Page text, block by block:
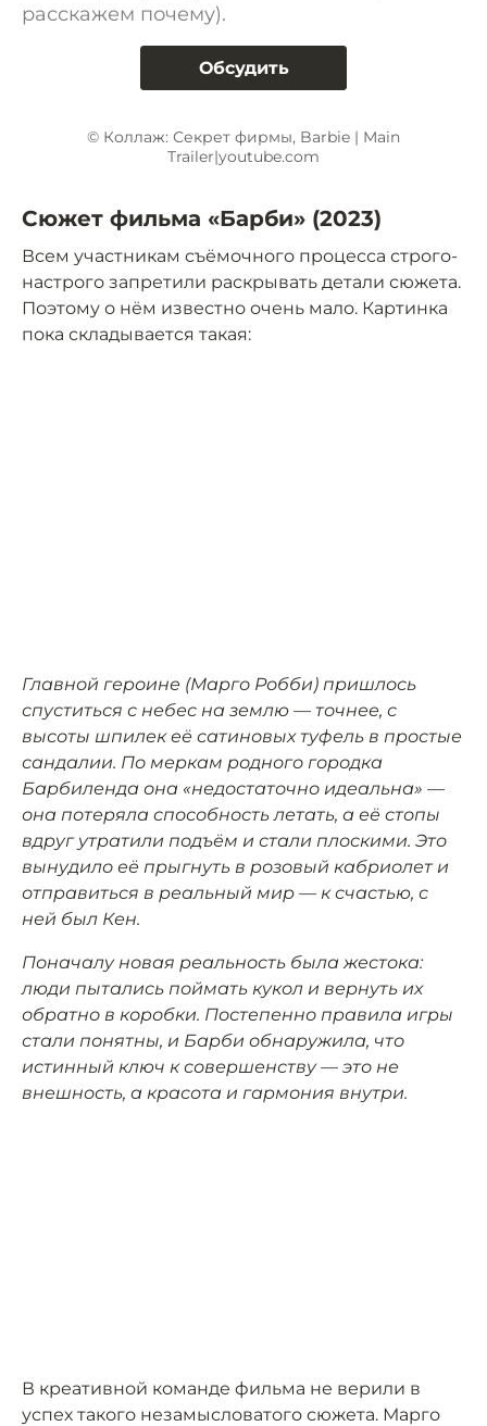
расскажем почему).
Обсудить
© Коллаж: Секрет фирмы, Barbie | Main
Trailer|youtube.com
Сюжет фильма «Барби» (2023)
Всем участникам съёмочного процесса строго-
настрого запретили раскрывать детали сюжета.
Поэтому о нём известно очень мало. Картинка
пока складывается такая:
Главной героине (Марго Робби) пришлось
спуститься с небес на землю — точнее, с
высоты шпилек её сатиновых туфель в простые
сандалии. По меркам родного городка
Барбиленда она «недостаточно идеальна» —
она потеряла способность летать, а её стопы
вдруг утратили подъём и стали плоскими. Это
вынудило её прыгнуть в розовый кабриолет и
отправиться в реальный мир — к счастью, с
ней был Кен.
Поначалу новая реальность была жестока:
люди пытались поймать кукол и вернуть их
обратно в коробки. Постепенно правила игры
стали понятны, и Барби обнаружила, что
истинный ключ к совершенству — это не
внешность, а красота и гармония внутри.
В креативной команде фильма не верили в
успех такого незамысловатого сюжета. Марго